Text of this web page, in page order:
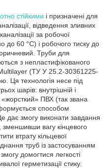
стійкими і призначені для
відведення зливних
за робочої
до 60 °C) і робочого тиску до
Труби для
з непластифікованого
(ТУ У 25.2-30361225-
Ця технологія несе під
шарів: внутрішній і
ПВХ (так звана
способом
дає змогу виконати завдання
зменшивши вагу кінцевого
втрату кільцевої
труб із застосуванням
домогтися легкості
герметизації стику.